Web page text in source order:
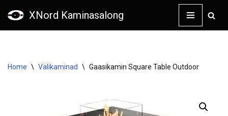
XNord Kaminasalong
Home \ Välikaminad \ Gaasikamin Square Table Outdoor